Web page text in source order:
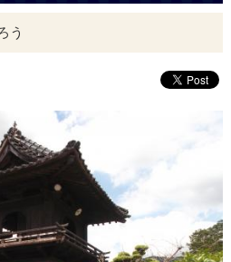
う